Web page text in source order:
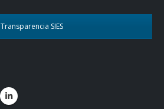
Transparencia SIES